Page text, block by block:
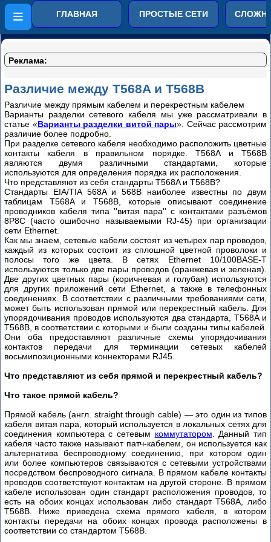
Компьютерные сети от
простого к сложному
ГЛАВНАЯ ПРОСТЫЕ СЕТИ
Реклама:
Различие между T568A и T568B
Различие между прямым кабелем и перекрестным кабелем
Варианты разделки сетевого кабеля мы уже рассматривали в
статье «Варианты разделки витой пары». Сейчас рассмотрим
различие более подробно.
При разделке сетевого кабеля необходимо расположить цветные
контакты кабеля в правильном порядке. T568A и T568B
являются двумя различными стандартами, которые
используются для определения порядка их расположения.
Что представляют из себя стандарты T568A и T568B?
Стандарты EIA/TIA 568A и 568B наиболее известны по двум
таблицам T568A и T568B, которые описывают соединение
проводников кабеля типа ''витая пара'' с контактами разъёмов
8P8C (часто ошибочно называемыми RJ-45) при организации
сети Ethernet.
Как мы знаем, сетевые кабели состоят из четырех пар проводов,
каждый из которых состоит из сплошной цветной проволоки и
полосы того же цвета. В сетях Ethernet 10/100BASE-T
используются только две пары проводов (оранжевая и зеленая).
Две других цветных пары (коричневая и голубая) используются
для других приложений сети Ethernet, а также в телефонных
соединениях. В соответствии с различными требованиями сети,
может быть использован прямой или перекрестный кабель. Для
упорядочивания проводов используются два стандарта, T568A и
T568B, в соответствии с которыми и были созданы типы кабелей.
Они оба предоставляют различные схемы упорядочивания
контактов передачи для терминации сетевых кабелей
восьмипозиционными коннекторами RJ45.
Что представляют из себя прямой и перекрестный кабель?
Что такое прямой кабель?
Прямой кабель (англ. straight through cable) — это один из типов
кабеля витая пара, который используется в локальных сетях для
соединения компьютера с сетевым коммутатором . Данный тип
кабеля часто также называют патч-кабелем, он используется как
альтернатива беспроводному соединению, при котором один
или более компьютеров связываются с сетевыми устройствами
посредством беспроводного сигнала. В прямом кабеле контакты
проводов соответствуют контактам на другой стороне. В прямом
кабеле использован один стандарт расположения проводов, то
есть на обоих концах использован либо стандарт T568A, либо
T568B. Ниже приведена схема прямого кабеля, в котором
контакты передачи на обоих концах провода расположены в
соответствии со стандартом T568B.
кабель
Варианты
разделки
витой
пары
Правила
разводки
кабеля
«Витая
пара»
Различие
между
T568A
и
T568B
Как
быстро
настроить
сеть
из
двух
компьютеров?
Установка
и
настройка
коммутаторов
CISCO
CATALYST
2900
3500
(часть
1)
Часть
2
Часть